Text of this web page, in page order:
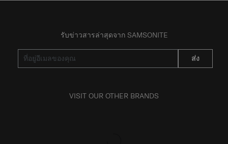
รับข่าวสารล่าสุดจาก SAMSONITE
ส่ง
VISIT OUR OTHER BRANDS